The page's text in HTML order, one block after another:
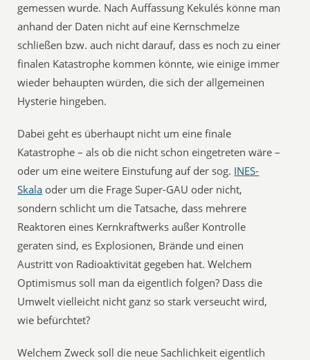
gemessen wurde. Nach Auffassung Kekulés könne man
anhand der Daten nicht auf eine Kernschmelze
schließen bzw. auch nicht darauf, dass es noch zu einer
finalen Katastrophe kommen könnte, wie einige immer
wieder behaupten würden, die sich der allgemeinen
Hysterie hingeben.
Dabei geht es überhaupt nicht um eine finale
Katastrophe – als ob die nicht schon eingetreten wäre –
oder um eine weitere Einstufung auf der sog. INES-
Skala oder um die Frage Super-GAU oder nicht,
sondern schlicht um die Tatsache, dass mehrere
Reaktoren eines Kernkraftwerks außer Kontrolle
geraten sind, es Explosionen, Brände und einen
Austritt von Radioaktivität gegeben hat. Welchem
Optimismus soll man da eigentlich folgen? Dass die
Umwelt vielleicht nicht ganz so stark verseucht wird,
wie befürchtet?
Welchem Zweck soll die neue Sachlichkeit eigentlich